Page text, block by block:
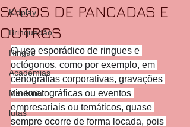
Kidplay
Brinquedão
Ringue
Academias
Mentoria
lutas
SACOS DE PANCADAS E
OUTROS
O uso esporádico de ringues e
octógonos, como por exemplo, em
cenografias corporativas, gravações
cinematográficas ou eventos
empresariais ou temáticos, quase
sempre ocorre de forma locada, pois